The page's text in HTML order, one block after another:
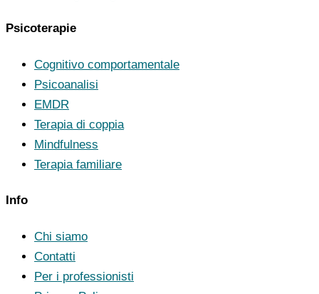
Psicoterapie
Cognitivo comportamentale
Psicoanalisi
EMDR
Terapia di coppia
Mindfulness
Terapia familiare
Info
Chi siamo
Contatti
Per i professionisti